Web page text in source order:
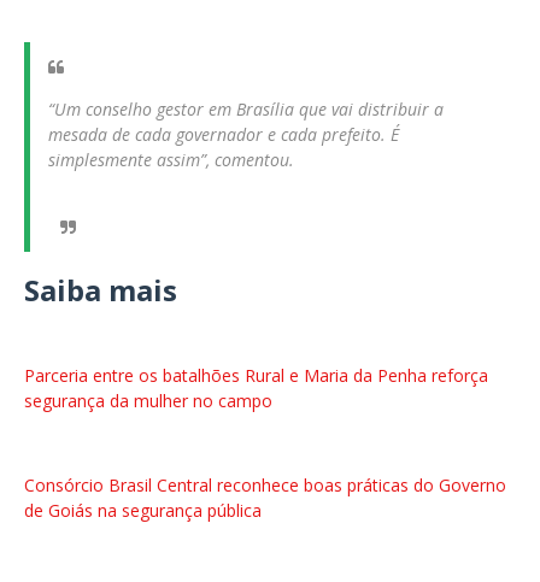
“Um conselho gestor em Brasília que vai distribuir a
mesada de cada governador e cada prefeito. É
simplesmente assim”, comentou.
Saiba mais
Parceria entre os batalhões Rural e Maria da Penha reforça
segurança da mulher no campo
Consórcio Brasil Central reconhece boas práticas do Governo
de Goiás na segurança pública